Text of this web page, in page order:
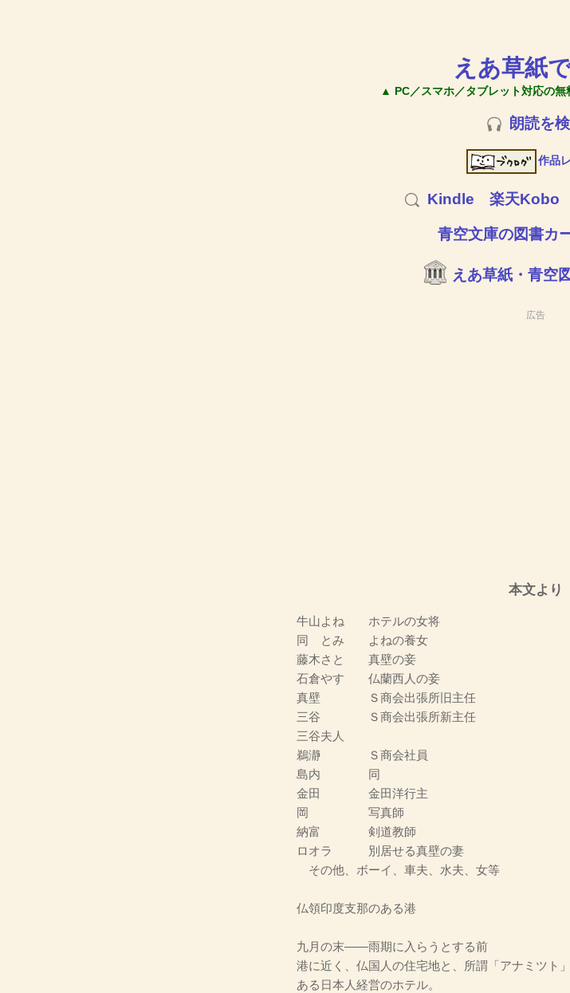
えあ草紙
▲ PC／スマホ／タブレット対応の
朗読を
作品
Kindle 楽天Kobo
青空文庫の図書カ
えあ草紙・青空
広告
本文より
牛山よね ホテルの女将
同 とみ よねの養女
藤木さと 真壁の妾
石倉やす 仏蘭西人の妾
真壁 Ｓ商会出張所旧主任
三谷 Ｓ商会出張所新主任
三谷夫人
鵜瀞 Ｓ商会社員
島内 同
金田 金田洋行主
岡 写真師
納富 剣道教師
ロオラ 別居せる真壁の妻
その他、ボーイ、車夫、水夫、女等
仏領印度支那のある港
九月の末――雨期に入らうとする前
港に近く、仏国人の住宅地と、所謂「アナミツト
ある日本人経営のホテル。